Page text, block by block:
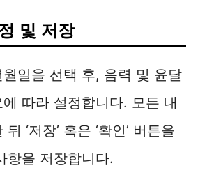
및 저장
일을 선택 후, 음력 및 윤달
따라 설정합니다. 모든 내
‘저장’ 혹은 ‘확인’ 버튼을
항을 저장합니다.